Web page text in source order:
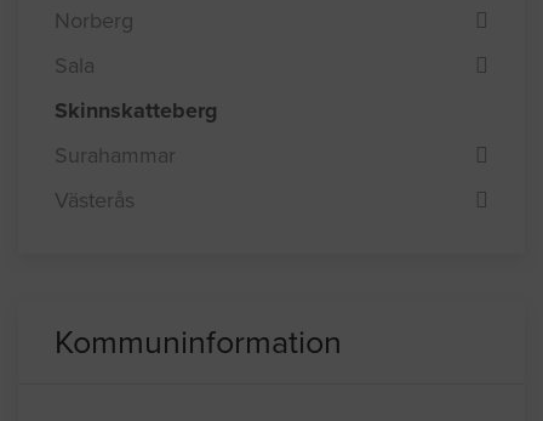
Norberg
Sala
Skinnskatteberg
Surahammar
Västerås
Kommuninformation